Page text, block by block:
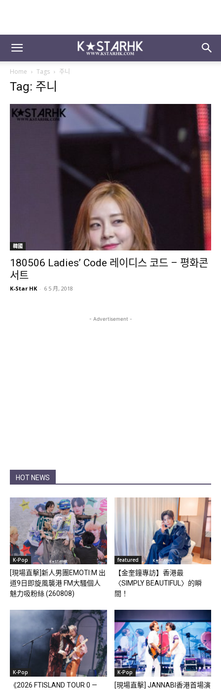
Home Tags 주니
Tag: 주니
韓國
180506 Ladies’ Code 레이디스 코드 – 평화콘
서트
K-Star HK - 6 5 月, 2018
- Advertisement -
HOT NEWS
K-Pop
[現場直擊]新人男團EMOTI:M 出
道9日即旋風襲港 FM大騷個人
魅力吸粉絲 (260808)
featured
【金奎鐘專訪】香港最
〈SIMPLY BEAUTIFUL〉的瞬
間！
K-Pop
《2026 FTISLAND TOUR 0 —
K-Pop
[現場直擊] JANNABI香港首場演